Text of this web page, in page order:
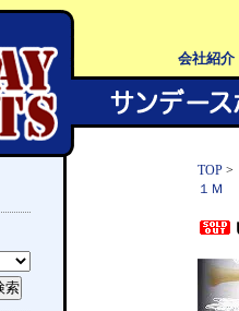
会社紹介
TOP >
１Ｍ